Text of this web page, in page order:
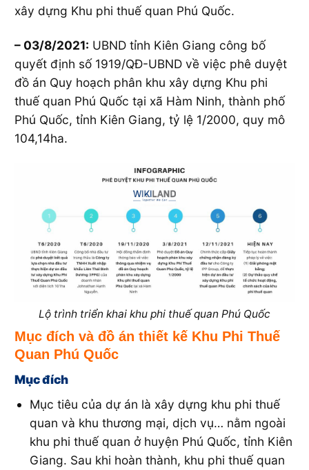
xây dựng Khu phi thuế quan Phú Quốc.
– 03/8/2021: UBND tỉnh Kiên Giang công bố
quyết định số 1919/QĐ-UBND về việc phê duyệt
đồ án Quy hoạch phân khu xây dựng Khu phi
thuế quan Phú Quốc tại xã Hàm Ninh, thành phố
Phú Quốc, tỉnh Kiên Giang, tỷ lệ 1/2000, quy mô
104,14ha.
Lộ trình triển khai khu phi thuế quan Phú Quốc
Mục đích và đồ án thiết kế Khu Phi Thuế
Quan Phú Quốc
Mục đích
Mục tiêu của dự án là xây dựng khu phi thuế
quan và khu thương mại, dịch vụ… nằm ngoài
khu phi thuế quan ở huyện Phú Quốc, tỉnh Kiên
Giang. Sau khi hoàn thành, khu phi thuế quan